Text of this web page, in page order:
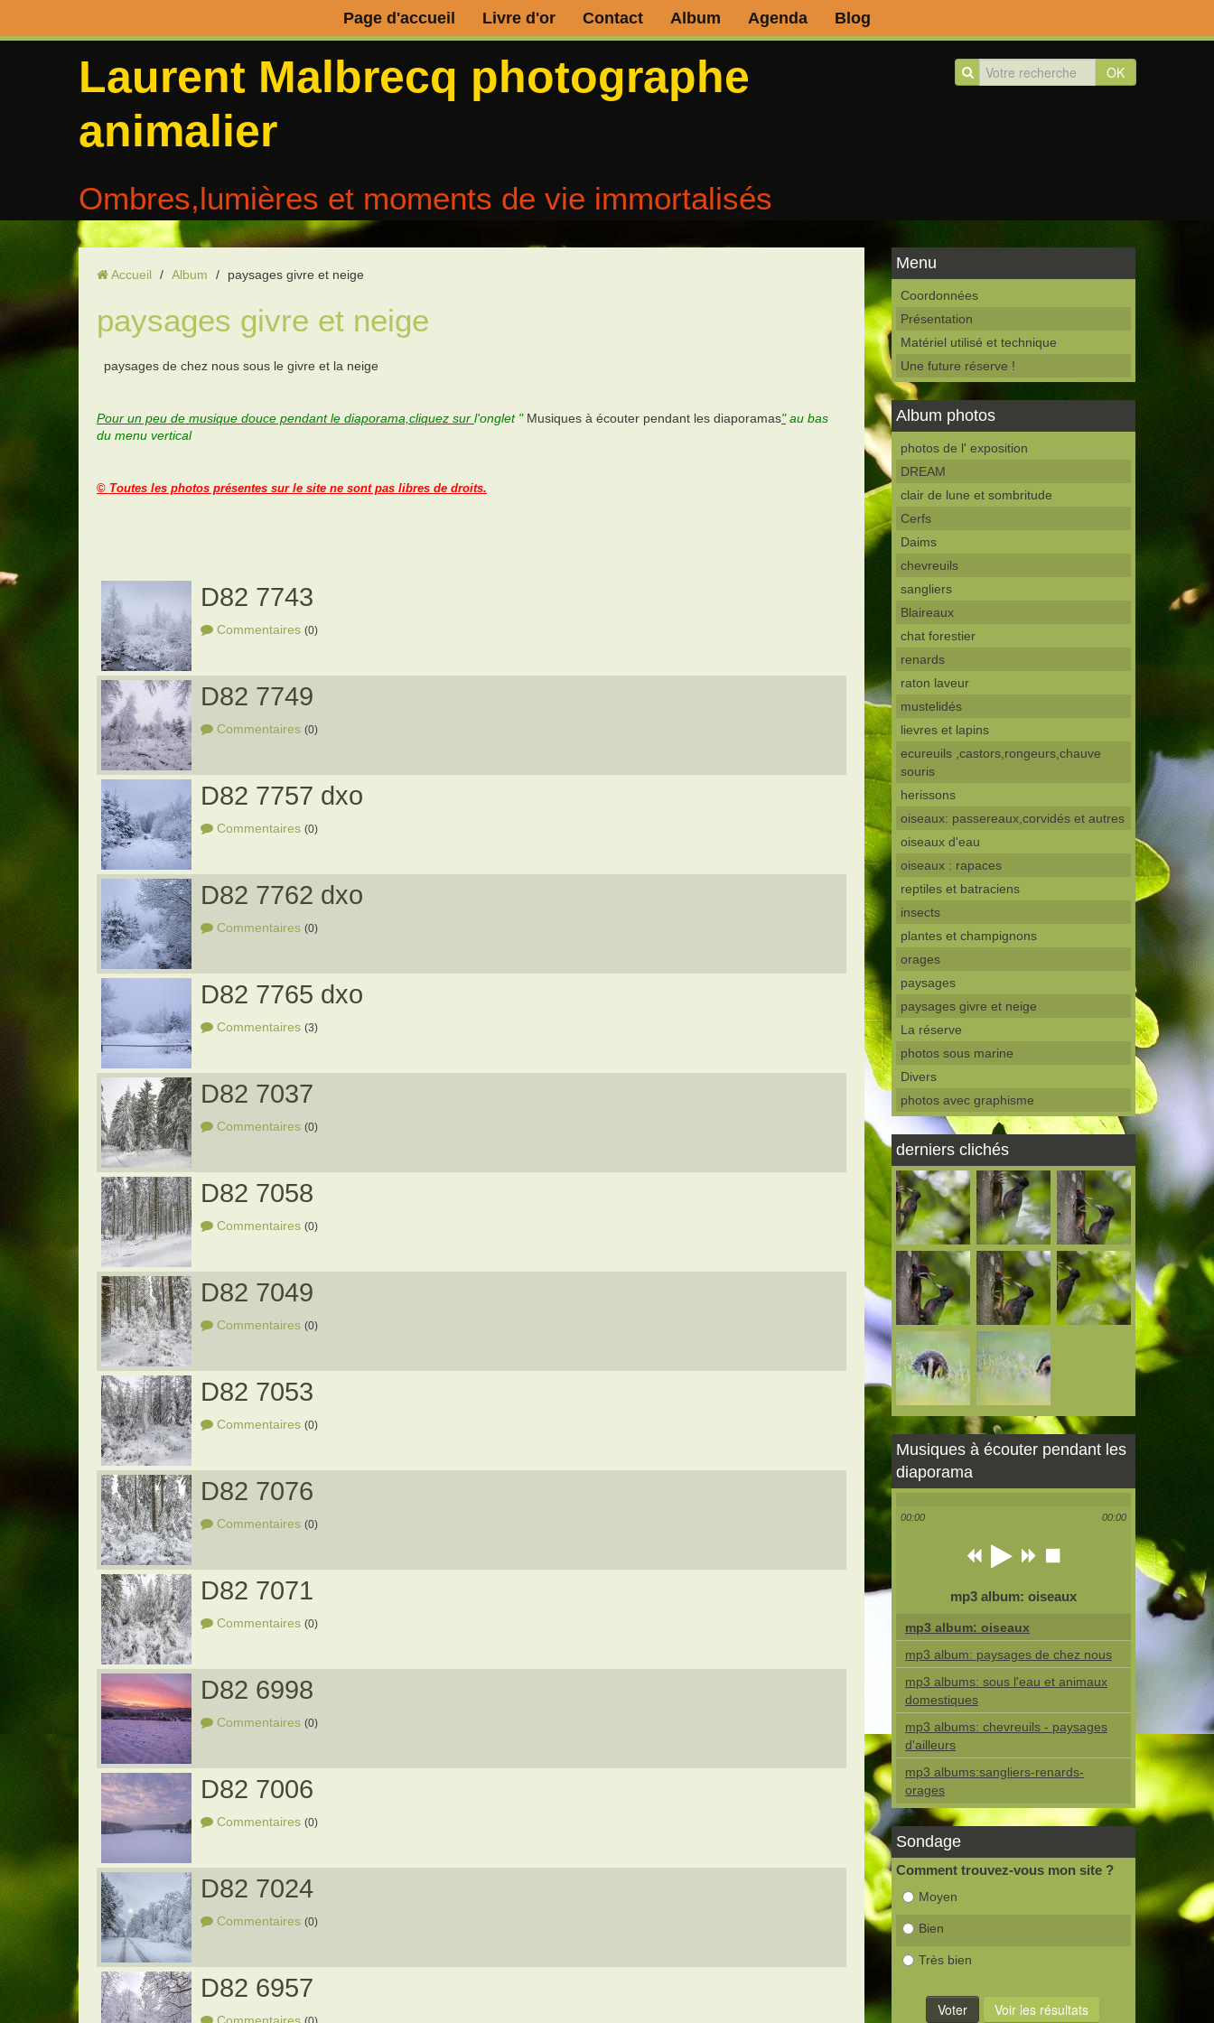
Page d'accueil Livre d'or Contact Album Agenda Blog
OK
Laurent Malbrecq photographe
animalier
Ombres,lumières et moments de vie immortalisés
Accueil / Album / paysages givre et neige
paysages givre et neige
paysages de chez nous sous le givre et la neige
Pour un peu de musique douce pendant le diaporama,cliquez sur l'onglet " Musiques à écouter pendant les diaporamas"au bas
du menu vertical
© Toutes les photos présentes sur le site ne sont pas libres de droits.
D82 7743
Commentaires (0)
D82 7749
Commentaires (0)
D82 7757 dxo
Commentaires (0)
D82 7762 dxo
Commentaires (0)
D82 7765 dxo
Commentaires (3)
D82 7037
Commentaires (0)
D82 7058
Commentaires (0)
D82 7049
Commentaires (0)
D82 7053
Commentaires (0)
D82 7076
Commentaires (0)
D82 7071
Commentaires (0)
D82 6998
Commentaires (0)
D82 7006
Commentaires (0)
D82 7024
Commentaires (0)
D82 6957
Menu
Coordonnées
Présentation
Matériel utilisé et technique
Une future réserve !
Album photos
photos de l' exposition
DREAM
clair de lune et sombritude
Cerfs
Daims
chevreuils
sangliers
Blaireaux
chat forestier
renards
raton laveur
mustelidés
lievres et lapins
ecureuils ,castors,rongeurs,chauve
souris
herissons
oiseaux: passereaux,corvidés et autres
oiseaux d'eau
oiseaux : rapaces
reptiles et batraciens
insects
plantes et champignons
orages
paysages
paysages givre et neige
La réserve
photos sous marine
Divers
photos avec graphisme
derniers clichés
Musiques à écouter pendant les
diaporama
00:00 00:00
mp3 album: oiseaux
mp3 album: oiseaux
mp3 album: paysages de chez nous
mp3 albums: sous l'eau et animaux
domestiques
mp3 albums: chevreuils - paysages
d'ailleurs
mp3 albums:sangliers-renards-
orages
Sondage
Comment trouvez-vous mon site ?
Moyen
Bien
Très bien